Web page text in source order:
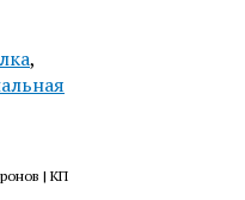
,
| КП